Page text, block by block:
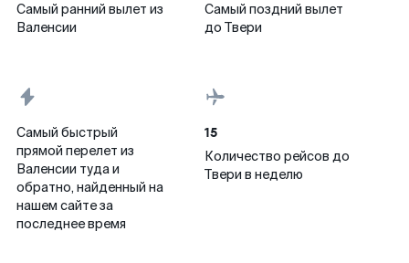
Самый ранний вылет из
Валенсии
Самый поздний вылет
до Твери
Самый быстрый
прямой перелет из
Валенсии туда и
обратно, найденный на
нашем сайте за
последнее время
15
Количество рейсов до
Твери в неделю